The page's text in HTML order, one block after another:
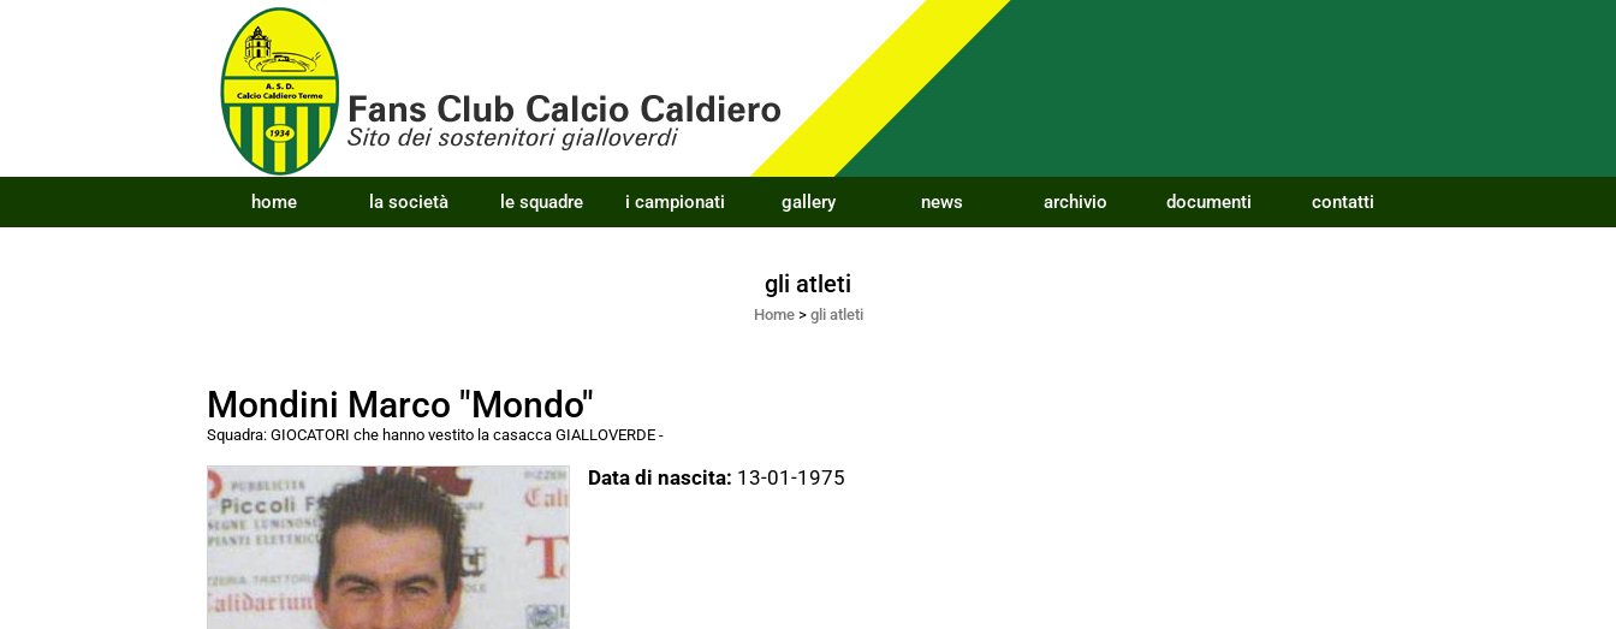
home la società le squadre i campionati gallery news archivio documenti contatti
gli atleti
Home> gli atleti
Mondini Marco "Mondo"
Squadra: GIOCATORI che hanno vestito la casacca GIALLOVERDE -
Data di nascita: 13-01-1975